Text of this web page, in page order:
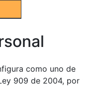
como uno de
909 de 2004, por